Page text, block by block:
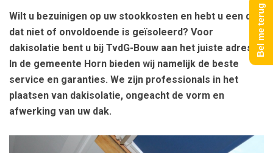
Wilt u bezuinigen op uw stookkosten en hebt u een dak
dat niet of onvoldoende is geïsoleerd? Voor
dakisolatie bent u bij TvdG-Bouw aan het juiste adres!
In de gemeente Horn bieden wij namelijk de beste
service en garanties. We zijn professionals in het
plaatsen van dakisolatie, ongeacht de vorm en
afwerking van uw dak.
Bel me terug